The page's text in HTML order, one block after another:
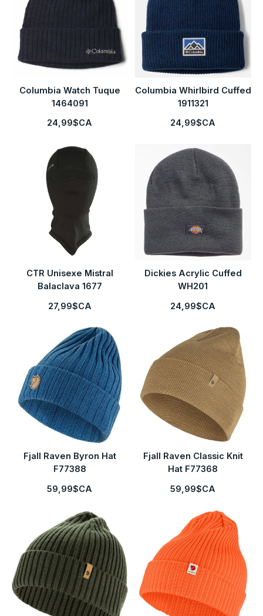
Columbia Watch Tuque
1464091
24,99$CA
Columbia Whirlbird Cuffed
1911321
24,99$CA
CTR Unisexe Mistral
Balaclava 1677
27,99$CA
Dickies Acrylic Cuffed
WH201
24,99$CA
Fjall Raven Byron Hat
F77388
59,99$CA
Fjall Raven Classic Knit
Hat F77368
59,99$CA